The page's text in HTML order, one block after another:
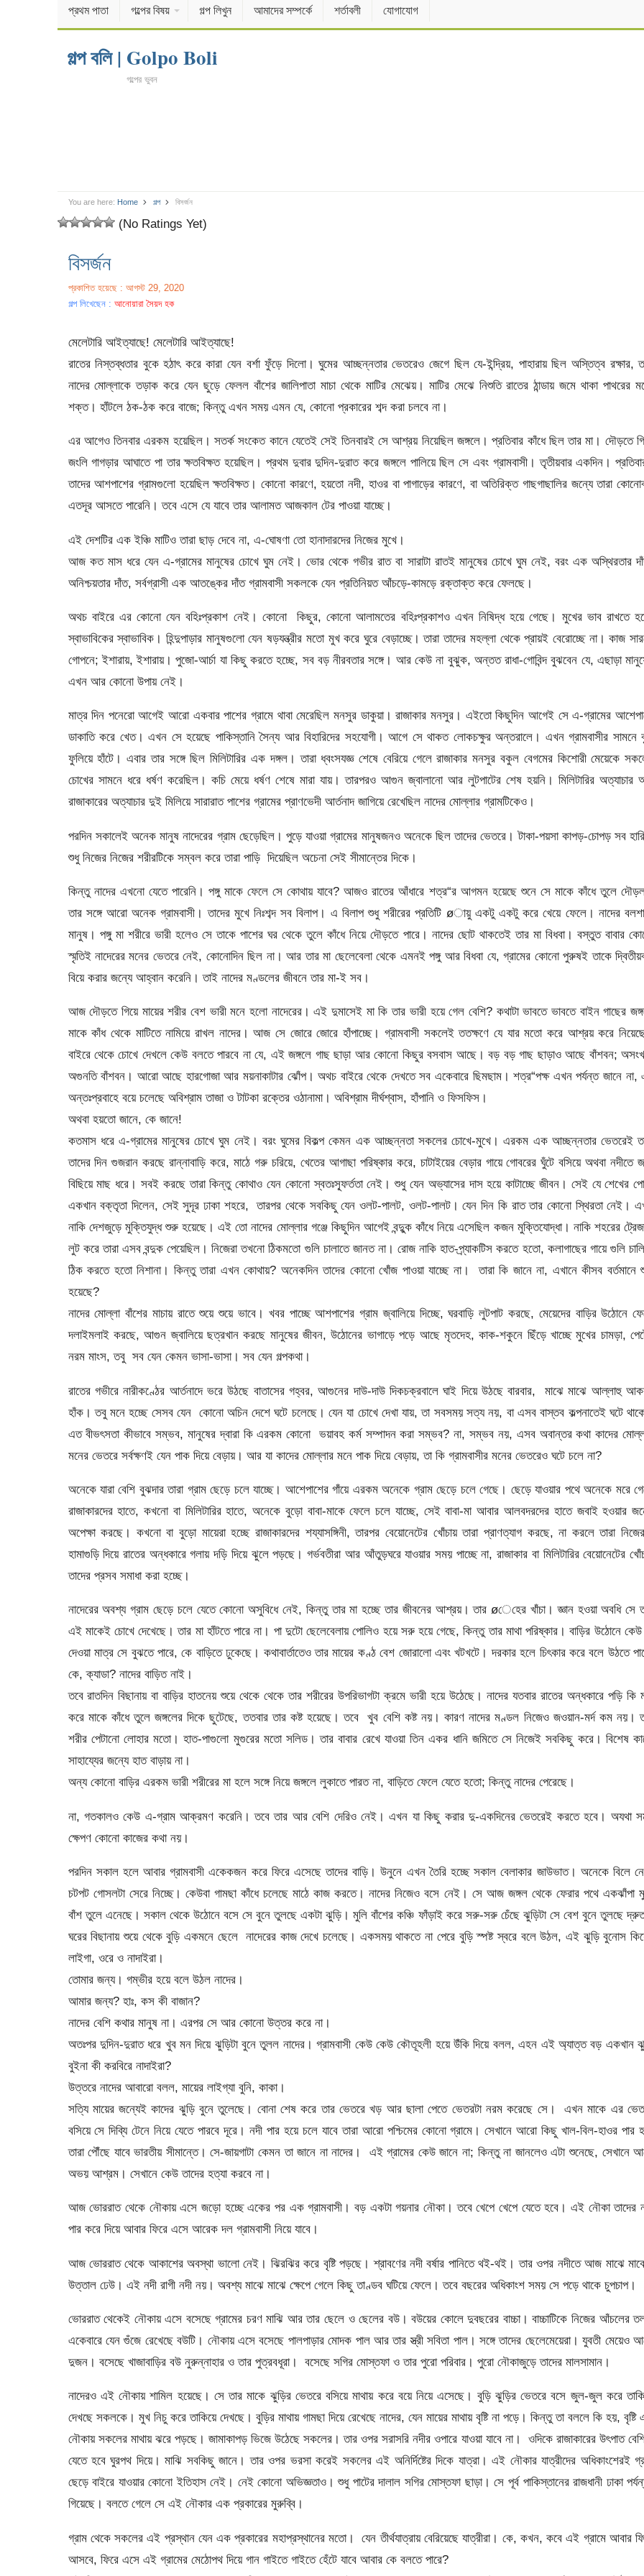
প্রথম পাতা গল্পের বিষয় গল্প লিখুন আমাদের সম্পর্কে শর্তাবলী যোগাযোগ
গল্প বলি | Golpo Boli
গল্পের ভুবন
You are here: Home গল্প বিসর্জন
(No Ratings Yet)
বিসর্জন
প্রকাশিত হয়েছে : আগস্ট 29, 2020
গল্প লিখেছেন : আনোয়ারা সৈয়দ হক
মেলেটারি আইত্যাছে! মেলেটারি আইত্যাছে!
রাতের নিস্তব্ধতার বুকে হঠাৎ করে কারা যেন বর্শা ফুঁড়ে দিলো। ঘুমের আচ্ছন্নতার ভেতরেও জেগে ছিল যে-ইন্দ্রিয়, পাহারায় ছিল অস্তিত্ব রক্ষার,
নাদের মোল্লাকে তড়াক করে যেন ছুড়ে ফেলল বাঁশের জালিপাতা মাচা থেকে মাটির মেঝেয়। মাটির মেঝে নিশুতি রাতের ঠান্ডায় জমে থাকা পাথরের
শক্ত। হাঁটলে ঠক-ঠক করে বাজে; কিন্তু এখন সময় এমন যে, কোনো প্রকারের শব্দ করা চলবে না।
এর আগেও তিনবার এরকম হয়েছিল। সতর্ক সংকেত কানে যেতেই সেই তিনবারই সে আশ্রয় নিয়েছিল জঙ্গলে। প্রতিবার কাঁধে ছিল তার মা। দৌড়তে
জংলি গাগড়ার আঘাতে পা তার ক্ষতবিক্ষত হয়েছিল। প্রথম দুবার দুদিন-দুরাত করে জঙ্গলে পালিয়ে ছিল সে এবং গ্রামবাসী। তৃতীয়বার একদিন।
তাদের আশপাশের গ্রামগুলো হয়েছিল ক্ষতবিক্ষত। কোনো কারণে, হয়তো নদী, হাওর বা পাগাড়ের কারণে, বা অতিরিক্ত গাছগাছালির জন্যে তারা
এতদূর আসতে পারেনি। তবে এসে যে যাবে তার আলামত আজকাল টের পাওয়া যাচ্ছে।
এই দেশটির এক ইঞ্চি মাটিও তারা ছাড় দেবে না, এ-ঘোষণা তো হানাদারদের নিজের মুখে।
আজ কত মাস ধরে যেন এ-গ্রামের মানুষের চোখে ঘুম নেই। ভোর থেকে গভীর রাত বা সারাটা রাতই মানুষের চোখে ঘুম নেই, বরং এক অস্থিরতার
অনিশ্চয়তার দাঁত, সর্বগ্রাসী এক আতঙ্কের দাঁত গ্রামবাসী সকলকে যেন প্রতিনিয়ত আঁচড়ে-কামড়ে রক্তাক্ত করে ফেলছে।
অথচ বাইরে এর কোনো যেন বহিঃপ্রকাশ নেই। কোনো কিছুর, কোনো আলামতের বহিঃপ্রকাশও এখন নিষিদ্ধ হয়ে গেছে। মুখের ভাব রাখতে
স্বাভাবিকের স্বাভাবিক। হিন্দুপাড়ার মানুষগুলো যেন ষড়যন্ত্রীর মতো মুখ করে ঘুরে বেড়াচ্ছে। তারা তাদের মহল্লা থেকে প্রায়ই বেরোচ্ছে না। কাজ
গোপনে; ইশারায়, ইশারায়। পুজো-আর্চা যা কিছু করতে হচ্ছে, সব বড় নীরবতার সঙ্গে। আর কেউ না বুঝুক, অন্তত রাধা-গোবিন্দ বুঝবেন যে, এছাড়া
এখন আর কোনো উপায় নেই।
মাত্র দিন পনেরো আগেই আরো একবার পাশের গ্রামে থাবা মেরেছিল মনসুর ডাকুয়া। রাজাকার মনসুর। এইতো কিছুদিন আগেই সে এ-গ্রামের
ডাকাতি করে খেত। এখন সে হয়েছে পাকিস্তানি সৈন্য আর বিহারিদের সহযোগী। আগে সে থাকত লোকচক্ষুর অন্তরালে। এখন গ্রামবাসীর সামনে
ফুলিয়ে হাঁটে। এবার তার সঙ্গে ছিল মিলিটারির এক দঙ্গল। তারা ধ্বংসযজ্ঞ শেষে বেরিয়ে গেলে রাজাকার মনসুর বকুল বেগমের কিশোরী মেয়েকে
চোখের সামনে ধরে ধর্ষণ করেছিল। কচি মেয়ে ধর্ষণ শেষে মারা যায়। তারপরও আগুন জ্বালানো আর লুটপাটের শেষ হয়নি। মিলিটারির অত্যাচার
রাজাকারের অত্যাচার দুই মিলিয়ে সারারাত পাশের গ্রামের প্রাণভেদী আর্তনাদ জাগিয়ে রেখেছিল নাদের মোল্লার গ্রামটিকেও।
পরদিন সকালেই অনেক মানুষ নাদেরের গ্রাম ছেড়েছিল। পুড়ে যাওয়া গ্রামের মানুষজনও অনেকে ছিল তাদের ভেতরে। টাকা-পয়সা কাপড়-চোপড় সব
শুধু নিজের নিজের শরীরটিকে সম্বল করে তারা পাড়ি দিয়েছিল অচেনা সেই সীমান্তের দিকে।
কিন্তু নাদের এখনো যেতে পারেনি। পঙ্গু মাকে ফেলে সে কোথায় যাবে? আজও রাতের আঁধারে শত্র“র আগমন হয়েছে শুনে সে মাকে কাঁধে তুলে
তার সঙ্গে আরো অনেক গ্রামবাসী। তাদের মুখে নিঃশব্দ সব বিলাপ। এ বিলাপ শুধু শরীরের প্রতিটি øায়ু একটু একটু করে খেয়ে ফেলে। নাদের
মানুষ। পঙ্গু মা শরীরে ভারী হলেও সে তাকে পাশের ঘর থেকে তুলে কাঁধে নিয়ে দৌড়তে পারে। নাদের ছোট থাকতেই তার মা বিধবা। বস্তুত বাবার
স্মৃতিই নাদেরের মনের ভেতরে নেই, কোনোদিন ছিল না। আর তার মা ছেলেবেলা থেকে এমনই পঙ্গু আর বিধবা যে, গ্রামের কোনো পুরুষই তাকে
বিয়ে করার জন্যে আহ্বান করেনি। তাই নাদের মণ্ডলের জীবনে তার মা-ই সব।
আজ দৌড়তে গিয়ে মায়ের শরীর বেশ ভারী মনে হলো নাদেরের। এই দুমাসেই মা কি তার ভারী হয়ে গেল বেশি? কথাটা ভাবতে ভাবতে বাইন গাছের
মাকে কাঁধ থেকে মাটিতে নামিয়ে রাখল নাদের। আজ সে জোরে জোরে হাঁপাচ্ছে। গ্রামবাসী সকলেই ততক্ষণে যে যার মতো করে আশ্রয় করে
বাইরে থেকে চোখে দেখলে কেউ বলতে পারবে না যে, এই জঙ্গলে গাছ ছাড়া আর কোনো কিছুর বসবাস আছে। বড় বড় গাছ ছাড়াও আছে বাঁশবন;
অগুনতি বাঁশবন। আরো আছে হারগোজা আর ময়নাকাটার ঝোঁপ। অথচ বাইরে থেকে দেখতে সব একেবারে ছিমছাম। শত্র“পক্ষ এখন পর্যন্ত জানে না,
অন্তঃপ্রবাহে বয়ে চলেছে অবিশ্রাম তাজা ও টাটকা রক্তের ওঠানামা। অবিশ্রাম দীর্ঘশ্বাস, হাঁপানি ও ফিসফিস।
অথবা হয়তো জানে, কে জানে!
কতমাস ধরে এ-গ্রামের মানুষের চোখে ঘুম নেই। বরং ঘুমের বিকল্প কেমন এক আচ্ছন্নতা সকলের চোখে-মুখে। এরকম এক আচ্ছন্নতার ভেতরেই
তাদের দিন গুজরান করছে রান্নাবাড়ি করে, মাঠে গরু চরিয়ে, খেতের আগাছা পরিষ্কার করে, চাটাইয়ের বেড়ার গায়ে গোবরের ঘুঁটে বসিয়ে অথবা নদীতে
বিছিয়ে মাছ ধরে। সবই করছে তারা কিন্তু কোথাও যেন কোনো স্বতঃস্ফূর্ততা নেই। শুধু যেন অভ্যাসের দাস হয়ে কাটাচ্ছে জীবন। সেই যে শেখের
একখান বক্তৃতা দিলেন, সেই সুদূর ঢাকা শহরে, তারপর থেকে সবকিছু যেন ওলট-পালট, ওলট-পালট। যেন দিন কি রাত তার কোনো স্থিরতা নেই।
নাকি দেশজুড়ে মুক্তিযুদ্ধ শুরু হয়েছে। এই তো নাদের মোল্লার গঞ্জে কিছুদিন আগেই বন্দুুক কাঁধে নিয়ে এসেছিল কজন মুক্তিযোদ্ধা। নাকি শহরের
লুট করে তারা এসব বন্দুক পেয়েছিল। নিজেরা তখনো ঠিকমতো গুলি চালাতে জানত না। রোজ নাকি হাত-প্র্যাকটিস করতে হতো, কলাগাছের গায়ে গুলি
ঠিক করতে হতো নিশানা। কিন্তু তারা এখন কোথায়? অনেকদিন তাদের কোনো খোঁজ পাওয়া যাচ্ছে না। তারা কি জানে না, এখানে কীসব বর্তমানে
হয়েছে?
নাদের মোল্লা বাঁশের মাচায় রাতে শুয়ে শুয়ে ভাবে। খবর পাচ্ছে আশপাশের গ্রাম জ্বালিয়ে দিচ্ছে, ঘরবাড়ি লুটপাট করছে, মেয়েদের বাড়ির উঠোনে
দলাইমলাই করছে, আগুন জ্বালিয়ে ছত্রখান করছে মানুষের জীবন, উঠোনের ভাগাড়ে পড়ে আছে মৃতদেহ, কাক-শকুনে ছিঁড়ে খাচ্ছে মুখের চামড়া,
নরম মাংস, তবু সব যেন কেমন ভাসা-ভাসা। সব যেন গল্পকথা।
রাতের গভীরে নারীকণ্ঠের আর্তনাদে ভরে উঠছে বাতাসের গহ্বর, আগুনের দাউ-দাউ দিকচক্রবালে ঘাই দিয়ে উঠছে বারবার, মাঝে মাঝে আল্লাহু
হাঁক। তবু মনে হচ্ছে সেসব যেন কোনো অচিন দেশে ঘটে চলেছে। যেন যা চোখে দেখা যায়, তা সবসময় সত্য নয়, বা এসব বাস্তব কল্পনাতেই ঘটে
এত বীভৎসতা কীভাবে সম্ভব, মানুষের দ্বারা কি এরকম কোনো ভয়াবহ কর্ম সম্পাদন করা সম্ভব? না, সম্ভব নয়, এসব অবান্তর কথা কাদের
মনের ভেতরে সর্বক্ষণই যেন পাক দিয়ে বেড়ায়। আর যা কাদের মোল্লার মনে পাক দিয়ে বেড়ায়, তা কি গ্রামবাসীর মনের ভেতরেও ঘটে চলে না?
অনেকে যারা বেশি বুঝদার তারা গ্রাম ছেড়ে চলে যাচ্ছে। আশেপাশের গাঁয়ে এরকম অনেকে গ্রাম ছেড়ে চলে গেছে। ছেড়ে যাওয়ার পথে অনেকে মরে
রাজাকারদের হাতে, কখনো বা মিলিটারির হাতে, অনেকে বুড়ো বাবা-মাকে ফেলে চলে যাচ্ছে, সেই বাবা-মা আবার আলবদরদের হাতে জবাই হওয়ার
অপেক্ষা করছে। কখনো বা বুড়ো মায়েরা হচ্ছে রাজাকারদের শয্যাসঙ্গিনী, তারপর বেয়োনেটের খোঁচায় তারা প্রাণত্যাগ করছে, না করলে তারা
হামাগুড়ি দিয়ে রাতের অন্ধকারে গলায় দড়ি দিয়ে ঝুলে পড়ছে। গর্ভবতীরা আর আঁতুড়ঘরে যাওয়ার সময় পাচ্ছে না, রাজাকার বা মিলিটারির বেয়োনেটের
তাদের প্রসব সমাধা করা হচ্ছে।
নাদেরের অবশ্য গ্রাম ছেড়ে চলে যেতে কোনো অসুবিধে নেই, কিন্তু তার মা হচ্ছে তার জীবনের আশ্রয়। তার øেহের খাঁচা। জ্ঞান হওয়া অবধি সে
এই মাকেই চোখে দেখেছে। তার মা হাঁটতে পারে না। পা দুটো ছেলেবেলায় পোলিও হয়ে সরু হয়ে গেছে, কিন্তু তার মাথা পরিষ্কার। বাড়ির উঠোনে কেউ
দেওয়া মাত্র সে বুঝতে পারে, কে বাড়িতে ঢুকেছে। কথাবার্তাতেও তার মায়ের কণ্ঠ বেশ জোরালো এবং খটখটে। দরকার হলে চিৎকার করে বলে উঠতে
কে, ক্যাডা? নাদের বাড়িত নাই।
তবে রাতদিন বিছানায় বা বাড়ির হাতনেয় শুয়ে থেকে থেকে তার শরীরের উপরিভাগটা ক্রমে ভারী হয়ে উঠেছে। নাদের যতবার রাতের অন্ধকারে পড়ি কি
করে মাকে কাঁধে তুলে জঙ্গলের দিকে ছুটেছে, ততবার তার কষ্ট হয়েছে। তবে খুব বেশি কষ্ট নয়। কারণ নাদের মণ্ডল নিজেও জওয়ান-মর্দ কম নয়।
শরীর পেটানো লোহার মতো। হাত-পাগুলো মুগুরের মতো সলিড। তার বাবার রেখে যাওয়া তিন একর ধানি জমিতে সে নিজেই সবকিছু করে। বিশেষ
সাহায্যের জন্যে হাত বাড়ায় না।
অন্য কোনো বাড়ির এরকম ভারী শরীরের মা হলে সঙ্গে নিয়ে জঙ্গলে লুকাতে পারত না, বাড়িতে ফেলে যেতে হতো; কিন্তু নাদের পেরেছে।
না, গতকালও কেউ এ-গ্রাম আক্রমণ করেনি। তবে তার আর বেশি দেরিও নেই। এখন যা কিছু করার দু-একদিনের ভেতরেই করতে হবে। অযথা
ক্ষেপণ কোনো কাজের কথা নয়।
পরদিন সকাল হলে আবার গ্রামবাসী একেকজন করে ফিরে এসেছে তাদের বাড়ি। উনুনে এখন তৈরি হচ্ছে সকাল বেলাকার জাউভাত। অনেকে বিলে
চটপট গোসলটা সেরে নিচ্ছে। কেউবা গামছা কাঁধে চলেছে মাঠে কাজ করতে। নাদের নিজেও বসে নেই। সে আজ জঙ্গল থেকে ফেরার পথে একঝাঁপা
বাঁশ তুলে এনেছে। সকাল থেকে উঠোনে বসে সে বুনে তুলছে একটা ঝুড়ি। মুলি বাঁশের কঞ্চি ফাঁড়াই করে সরু-সরু চেঁছে ঝুড়িটা সে বেশ বুনে তুলছে
ঘরের বিছানায় শুয়ে থেকে বুড়ি একমনে ছেলে নাদেরের কাজ দেখে চলেছে। একসময় থাকতে না পেরে বুড়ি স্পষ্ট স্বরে বলে উঠল, এই ঝুড়ি বুনোস
লাইগা, ওরে ও নাদাইরা।
তোমার জন্য। গম্ভীর হয়ে বলে উঠল নাদের।
আমার জন্য? হাঃ, কস কী বাজান?
নাদের বেশি কথার মানুষ না। এরপর সে আর কোনো উত্তর করে না।
অতঃপর দুদিন-দুরাত ধরে খুব মন দিয়ে ঝুড়িটা বুনে তুলল নাদের। গ্রামবাসী কেউ কেউ কৌতূহলী হয়ে উঁকি দিয়ে বলল, এহন এই অ্যাত্ত বড় একখান
বুইনা কী করবিরে নাদাইরা?
উত্তরে নাদের আবারো বলল, মায়ের লাইগ্যা বুনি, কাকা।
সত্যি মায়ের জন্যেই কাদের ঝুড়ি বুনে তুলেছে। বোনা শেষ করে তার ভেতরে খড় আর ছালা পেতে ভেতরটা নরম করেছে সে। এখন মাকে এর
বসিয়ে সে দিব্যি টেনে নিয়ে যেতে পারবে দূরে। নদী পার হয়ে চলে যাবে তারা আরো পশ্চিমের কোনো গ্রামে। সেখানে আরো কিছু খাল-বিল-হাওর পার
তারা পৌঁছে যাবে ভারতীয় সীমান্তে। সে-জায়গাটা কেমন তা জানে না নাদের। এই গ্রামের কেউ জানে না; কিন্তু না জানলেও এটা শুনেছে, সেখানে
অভয় আশ্রম। সেখানে কেউ তাদের হত্যা করবে না।
আজ ভোররাত থেকে নৌকায় এসে জড়ো হচ্ছে একের পর এক গ্রামবাসী। বড় একটা গয়নার নৌকা। তবে খেপে খেপে যেতে হবে। এই নৌকা তাদের
পার করে দিয়ে আবার ফিরে এসে আরেক দল গ্রামবাসী নিয়ে যাবে।
আজ ভোররাত থেকে আকাশের অবস্থা ভালো নেই। ঝিরঝির করে বৃষ্টি পড়ছে। শ্রাবণের নদী বর্ষার পানিতে থই-থই। তার ওপর নদীতে আজ মাঝে
উত্তাল ঢেউ। এই নদী রাগী নদী নয়। অবশ্য মাঝে মাঝে ক্ষেপে গেলে কিছু তাণ্ডব ঘটিয়ে ফেলে। তবে বছরের অধিকাংশ সময় সে পড়ে থাকে চুপচাপ।
ভোররাত থেকেই নৌকায় এসে বসেছে গ্রামের চরণ মাঝি আর তার ছেলে ও ছেলের বউ। বউয়ের কোলে দুবছরের বাচ্চা। বাচ্চাটিকে নিজের আঁচলের
একেবারে যেন গুঁজে রেখেছে বউটি। নৌকায় এসে বসেছে পালপাড়ার মোদক পাল আর তার স্ত্রী সবিতা পাল। সঙ্গে তাদের ছেলেমেয়েরা। যুবতী মেয়েও
দুজন। বসেছে খাজাবাড়ির বউ নুরুন্নাহার ও তার পুত্রবধূরা। বসেছে সগির মোস্তফা ও তার পুরো পরিবার। পুরো নৌকাজুড়ে তাদের মালসামান।
নাদেরও এই নৌকায় শামিল হয়েছে। সে তার মাকে ঝুড়ির ভেতরে বসিয়ে মাথায় করে বয়ে নিয়ে এসেছে। বুড়ি ঝুড়ির ভেতরে বসে জুল-জুল করে
দেখছে সকলকে। মুখ নিচু করে তাকিয়ে দেখছে। বুড়ির মাথায় গামছা দিয়ে রেখেছে নাদের, যেন মায়ের মাথায় বৃষ্টি না পড়ে। কিন্তু তা বললে কি হয়, বৃষ্টি
নৌকায় সকলের মাথায় ঝরে পড়ছে। জামাকাপড় ভিজে উঠেছে সকলের। তার ওপর সরাসরি নদীর ওপারে যাওয়া যাবে না। ওদিকে রাজাকারের উৎপাত
যেতে হবে ঘুরপথ দিয়ে। মাঝি সবকিছু জানে। তার ওপর ভরসা করেই সকলের এই অনির্দিষ্টের দিকে যাত্রা। এই নৌকার যাত্রীদের অধিকাংশেরই
ছেড়ে বাইরে যাওয়ার কোনো ইতিহাস নেই। নেই কোনো অভিজ্ঞতাও। শুধু পাটের দালাল সগির মোস্তফা ছাড়া। সে পূর্ব পাকিস্তানের রাজধানী ঢাকা
গিয়েছে। বলতে গেলে সে এই নৌকার এক প্রকারের মুরুব্বি।
গ্রাম থেকে সকলের এই প্রস্থান যেন এক প্রকারের মহাপ্রস্থানের মতো। যেন তীর্থযাত্রায় বেরিয়েছে যাত্রীরা। কে, কখন, কবে এই গ্রামে আবার
আসবে, ফিরে এসে এই গ্রামের মেঠোপথ দিয়ে গান গাইতে গাইতে হেঁটে যাবে আবার কে বলতে পারে?